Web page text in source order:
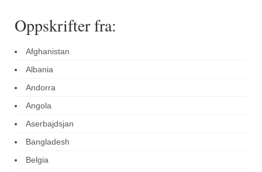
Oppskrifter fra:
Afghanistan
Albania
Andorra
Angola
Aserbajdsjan
Bangladesh
Belgia